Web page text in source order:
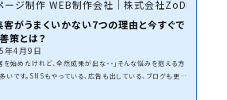
ージ制作 WEB制作会社｜株式会社ZoDDo
がうまくいかない7つの理由と今すぐで
策とは？
年4月9日
を始めたけれど、全然成果が出な・・」そんな悩みを抱える方
いです。SNSもやっている、広告も出している、ブログも更新